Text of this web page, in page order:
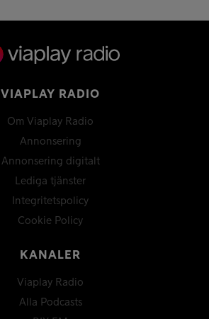
VIAPLAY RADIO
Om Viaplay Radio
Annonsering
Annonsering digitalt
Lediga tjänster
Integritetspolicy
Cookie Policy
KANALER
Viaplay Radio
Alla Podcasts